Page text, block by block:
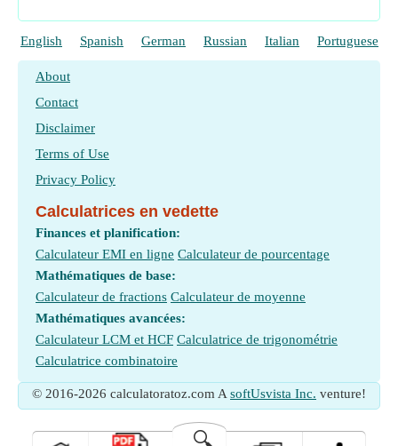
English Spanish German Russian Italian Portuguese
About
Contact
Disclaimer
Terms of Use
Privacy Policy
Calculatrices en vedette
Finances et planification:
Calculateur EMI en ligne Calculateur de pourcentage
Mathématiques de base:
Calculateur de fractions Calculateur de moyenne
Mathématiques avancées:
Calculateur LCM et HCF Calculatrice de trigonométrie
Calculatrice combinatoire
© 2016-2026 calculatoratoz.com A softUsvista Inc. venture!
🔍